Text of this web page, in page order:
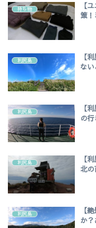
持ち物
【
策
利尻島
【
ない
利尻島
【
の
利尻島
【
北
利尻島
【
か